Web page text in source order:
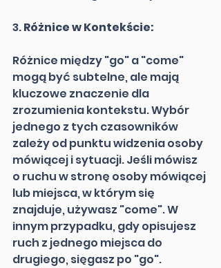
3. Różnice w Kontekście:
Różnice między "go" a "come"
mogą być subtelne, ale mają
kluczowe znaczenie dla
zrozumienia kontekstu. Wybór
jednego z tych czasowników
zależy od punktu widzenia osoby
mówiącej i sytuacji. Jeśli mówisz
o ruchu w stronę osoby mówiącej
lub miejsca, w którym się
znajduje, używasz "come". W
innym przypadku, gdy opisujesz
ruch z jednego miejsca do
drugiego, sięgasz po "go".